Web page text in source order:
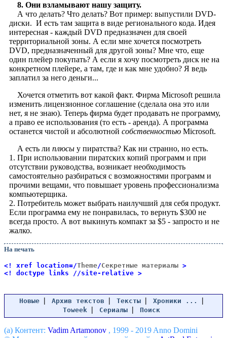
8. Они взламывают нашу защиту.
А что делать? Что делать? Вот пример: выпустили DVD-
диски. И есть там защита в виде регионального кода. Идея
интересная - каждый DVD предназначен для своей
территориальной зоны. А если мне хочется посмотреть
DVD, предназначенный для другой зоны? Мне что, еще
один плейер покупать? А если я хочу посмотреть диск не на
конкретном плейере, а там, где и как мне удобно? Я ведь
заплатил за него деньги...
Хочется отметить вот какой факт. Фирма Microsoft решила
изменить лицензионное соглашение (сделала она это или
нет, я не знаю). Теперь фирма будет продавать не программу,
а право ее использования (то есть - аренда). А программа
останется чистой и абсолютной собственностью Microsoft.
А есть ли плюсы у пиратства? Как ни странно, но есть.
1. При использовании пиратских копий программ и при
отсутствии руководства, возникает необходимость
самостоятельно разбираться с возможностями программ и
прочими вещами, что повышает уровень профессионализма
компьютерщика.
2. Потребитель может выбрать наилучший для себя продукт.
Если программа ему не понравилась, то вернуть $300 не
всегда просто. А вот выкинуть компакт за $5 - запросто и не
жалко.
На печать
<! xref location=/Theme/Секретные материалы >
<! doctype links //site-relative >
Новые | Архив текстов | Тексты | Хроники ... |
Toweek | Сериалы | Поиск
(a) Контент: Vadim Artamonov , 1999 - 2019 Anno Domini